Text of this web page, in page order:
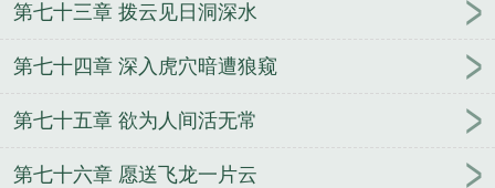
第七十三章 拨云见日洞深水
第七十四章 深入虎穴暗遭狼窥
第七十五章 欲为人间活无常
第七十六章 愿送飞龙一片云